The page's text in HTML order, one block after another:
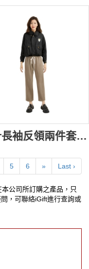
設計長袖反領兩件套風衣 訂購內層背心外套 面層尼龍面料 內層搖粒絨 深灰色 德瑞國際學校 SU329
5 6 » Last ›
公司所訂購之產品，只
，可聯絡iGift進行查詢或